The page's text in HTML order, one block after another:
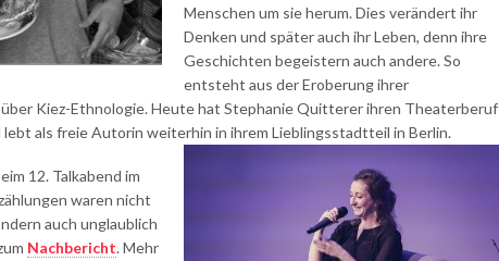
Menschen um sie herum. Dies verändert ihr
Denken und später auch ihr Leben, denn ihre
Geschichten begeistern auch andere. So
entsteht aus der Eroberung ihrer
Kiez-Ethnologie. Heute hat Stephanie Quitterer ihren Theaterberuf
als freie Autorin weiterhin in ihrem Lieblingsstadtteil in Berlin.
12. Talkabend im
waren nicht
auch unglaublich
Nachbericht. Mehr